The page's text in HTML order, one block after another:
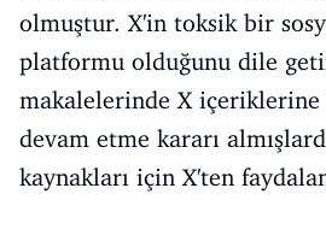
olmuştur. X'in toksik bir
platformu olduğunu dile
makalelerinde X içeriklerine
devam etme kararı
kaynakları için X'ten